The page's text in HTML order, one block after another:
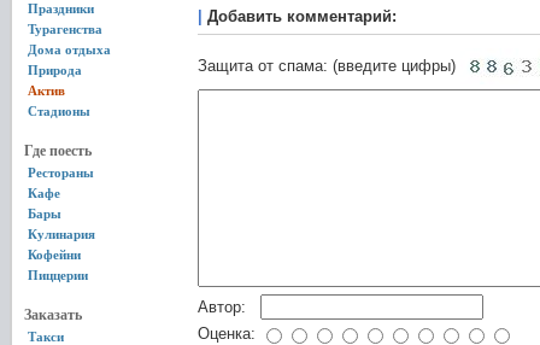
Праздники
Турагенства
Дома отдыха
Природа
Актив
Стадионы
Где поесть
Рестораны
Кафе
Бары
Кулинария
Кофейни
Пиццерии
Заказать
Такси
Добавить комментарий:
Защита от спама: (введите цифры)
Автор:
Оценка: